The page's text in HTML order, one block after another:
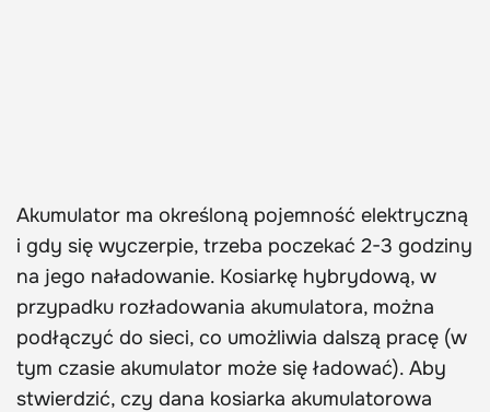
Akumulator ma określoną pojemność elektryczną
i gdy się wyczerpie, trzeba poczekać 2-3 godziny
na jego naładowanie. Kosiarkę hybrydową, w
przypadku rozładowania akumulatora, można
podłączyć do sieci, co umożliwia dalszą pracę (w
tym czasie akumulator może się ładować). Aby
stwierdzić, czy dana kosiarka akumulatorowa